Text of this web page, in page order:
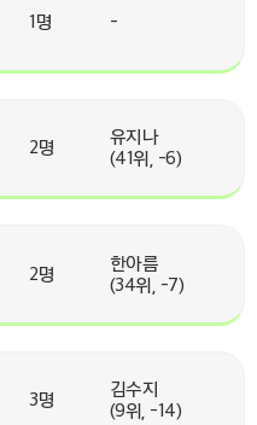
1명 -
2명
유지나
(41위, -6)
2명
한아름
(34위, -7)
3명
김수지
(9위, -14)